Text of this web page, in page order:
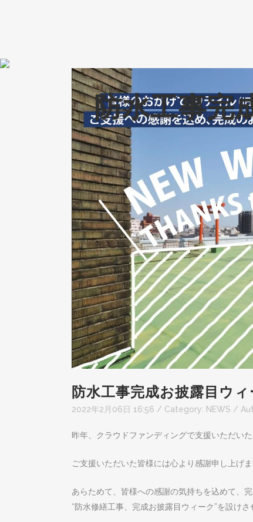
防水工事完
防水工事完成お披露目ウ
2022年2月06日 16:56 / Category: NEWS /
昨年、クラウドファンディングで支援いただい
ご支援いただいた皆様には心より感謝申し上げま
あらためて、皆様への感謝の気持ちを込めて、
“防水修繕工事、完成お披露目ウィーク”を設けさ